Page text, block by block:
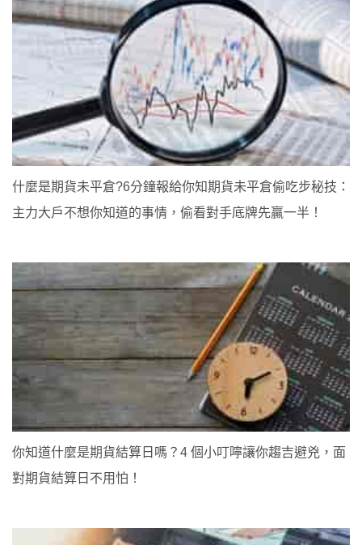
什麼是期貨未平倉?6分鐘報給你知期貨未平倉偷吃步秘技：
主力大戶不想你知道的事情，偷看對手底牌先贏一半！
你知道什麼是期貨結算日嗎？4 個小叮嚀讓你趨吉避兇，面
對期貨結算日不用怕！